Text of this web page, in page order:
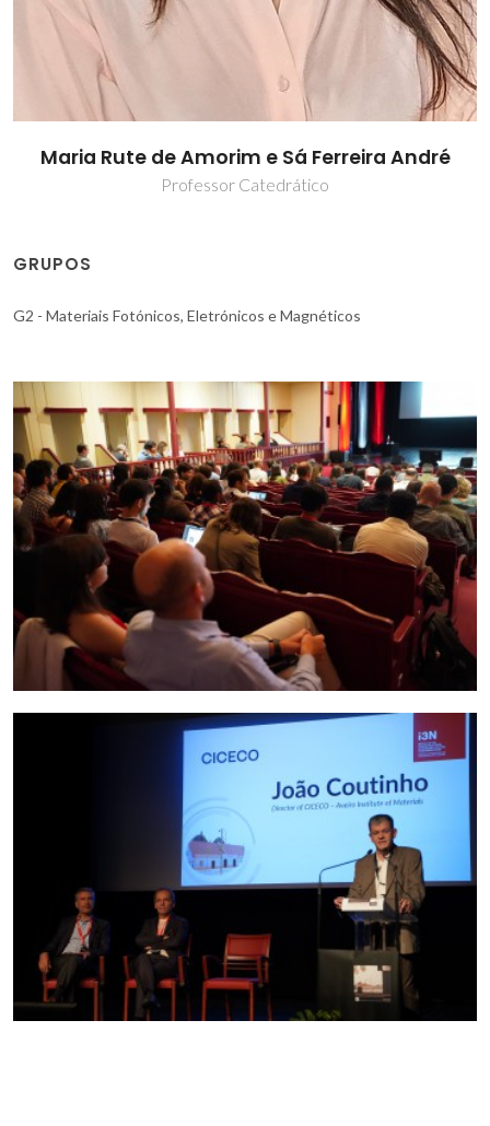
Maria Rute de Amorim e Sá Ferreira André
Professor Catedrático
GRUPOS
G2 - Materiais Fotónicos, Eletrónicos e Magnéticos